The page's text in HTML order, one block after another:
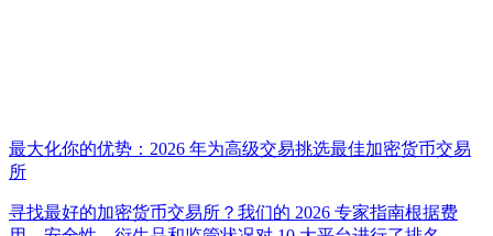
最大化你的优势：2026 年为高级交易挑选最佳加密货币交易
所
寻找最好的加密货币交易所？我们的 2026 专家指南根据费